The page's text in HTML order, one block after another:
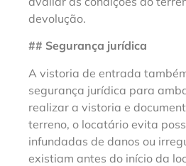
devolução.
## Segurança jurídica
A vistoria de entrada
segurança jurídica para
realizar a vistoria e
terreno, o locatário evita
infundadas de danos ou
existiam antes do início da